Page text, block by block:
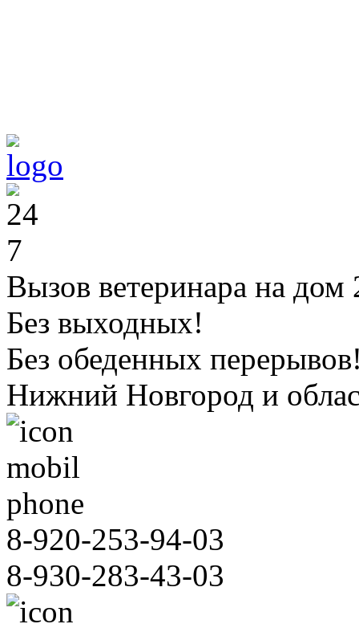
Вызов ветеринара на дом
Без выходных!
Без обеденных
Нижний Новгород и
8-920-253-94-03
8-930-283-43-03